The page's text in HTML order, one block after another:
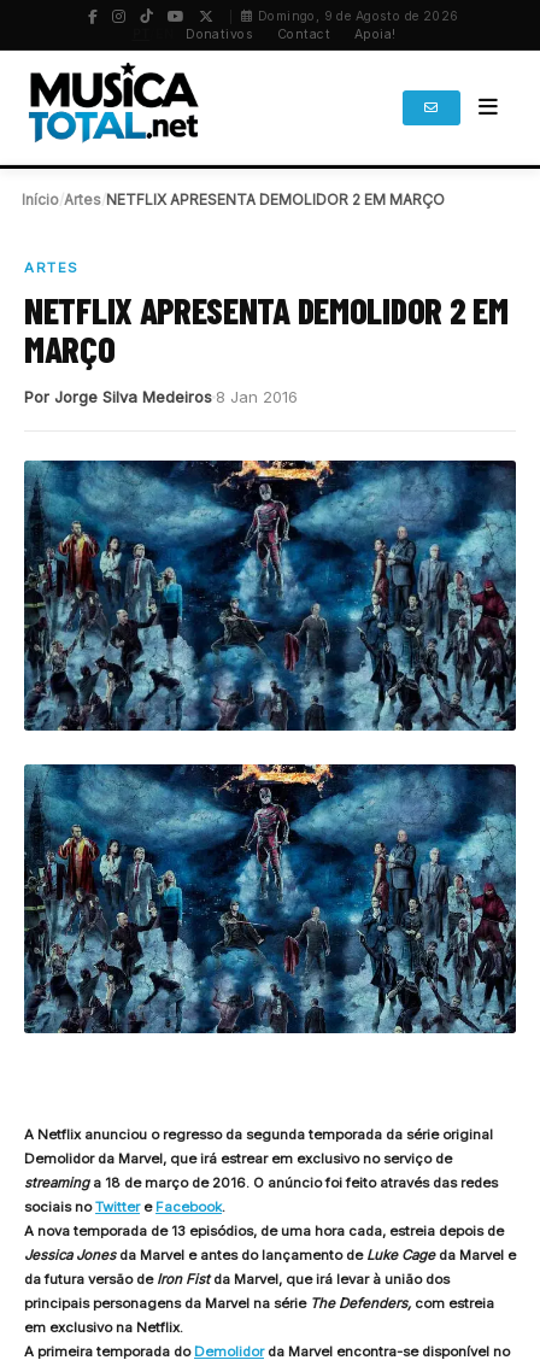
Domingo, 9 de Agosto de 2026
Donativos Contact Apoia!
Início Artes NETFLIX APRESENTA DEMOLIDOR 2 EM MARÇO
ARTES
NETFLIX APRESENTA DEMOLIDOR 2 EM
MARÇO
Por Jorge Silva Medeiros 8 Jan 2016
A Netflix anunciou o regresso da segunda temporada da série original
Demolidor da Marvel, que irá estrear em exclusivo no serviço de
streaminga 18 de março de 2016. O anúncio foi feito através das redes
sociais noTwittere Facebook.
A nova temporada de 13 episódios, de uma hora cada, estreia depois de
Jessica Jonesda Marvel e antes do lançamento de Luke Cageda Marvel e
da futura versão de Iron Fistda Marvel, que irá levar à união dos
principais personagens da Marvel na série The Defenders, com estreia
em exclusivo na Netflix.
A primeira temporada do Demolidorda Marvel encontra-se disponível no